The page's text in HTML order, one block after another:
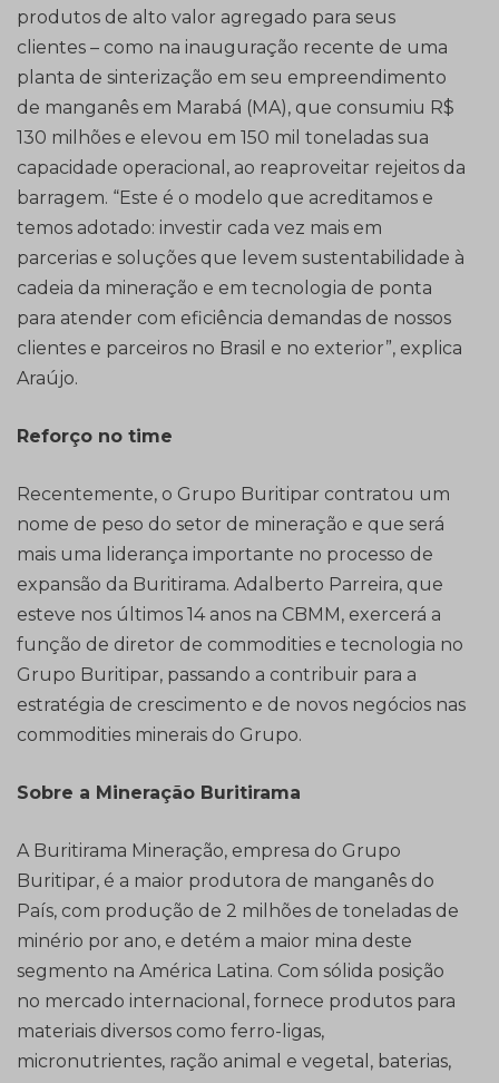
produtos de alto valor agregado para seus
clientes – como na inauguração recente de uma
planta de sinterização em seu empreendimento
de manganês em Marabá (MA), que consumiu R$
130 milhões e elevou em 150 mil toneladas sua
capacidade operacional, ao reaproveitar rejeitos da
barragem. “Este é o modelo que acreditamos e
temos adotado: investir cada vez mais em
parcerias e soluções que levem sustentabilidade à
cadeia da mineração e em tecnologia de ponta
para atender com eficiência demandas de nossos
clientes e parceiros no Brasil e no exterior”, explica
Araújo.
Reforço no time
Recentemente, o Grupo Buritipar contratou um
nome de peso do setor de mineração e que será
mais uma liderança importante no processo de
expansão da Buritirama. Adalberto Parreira, que
esteve nos últimos 14 anos na CBMM, exercerá a
função de diretor de commodities e tecnologia no
Grupo Buritipar, passando a contribuir para a
estratégia de crescimento e de novos negócios nas
commodities minerais do Grupo.
Sobre a Mineração Buritirama
A Buritirama Mineração, empresa do Grupo
Buritipar, é a maior produtora de manganês do
País, com produção de 2 milhões de toneladas de
minério por ano, e detém a maior mina deste
segmento na América Latina. Com sólida posição
no mercado internacional, fornece produtos para
materiais diversos como ferro-ligas,
micronutrientes, ração animal e vegetal, baterias,